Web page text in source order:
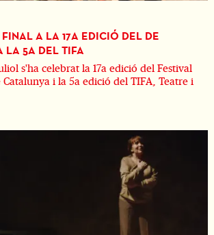
A LA 17A EDICIÓ DEL DE
LA 5A DEL TIFA
s'ha celebrat la 17a edició del Festival
Catalunya i la 5a edició del TIFA, Teatre i